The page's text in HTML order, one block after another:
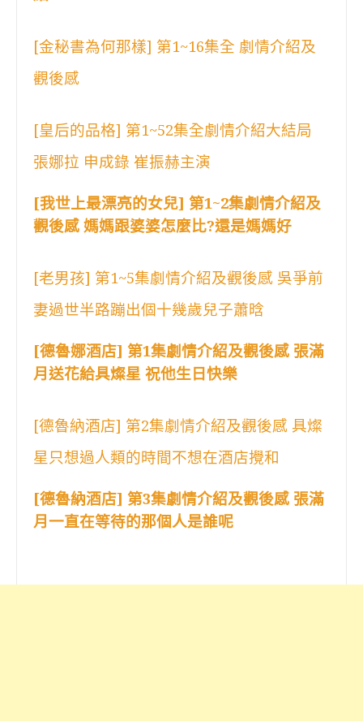
[金秘書為何那樣] 第1~16集全 劇情介紹及
觀後感
[皇后的品格] 第1~52集全劇情介紹大結局
張娜拉 申成錄 崔振赫主演
[我世上最漂亮的女兒] 第1~2集劇情介紹及
觀後感 媽媽跟婆婆怎麼比?還是媽媽好
[老男孩] 第1~5集劇情介紹及觀後感 吳爭前
妻過世半路蹦出個十幾歲兒子蕭晗
[德魯娜酒店] 第1集劇情介紹及觀後感 張滿
月送花給具燦星 祝他生日快樂
[德魯納酒店] 第2集劇情介紹及觀後感 具燦
星只想過人類的時間不想在酒店攪和
[德魯納酒店] 第3集劇情介紹及觀後感 張滿
月一直在等待的那個人是誰呢